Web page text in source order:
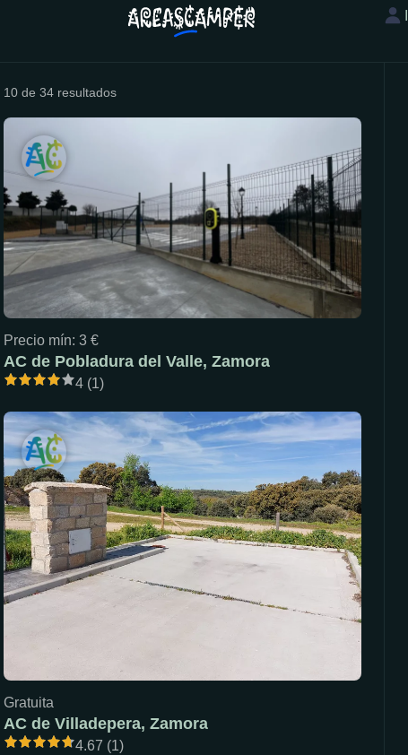
10 de 34 resultados
Precio mín: 3 €
AC de Pobladura del Valle, Zamora
4 (1)
Gratuita
AC de Villadepera, Zamora
4.67 (1)